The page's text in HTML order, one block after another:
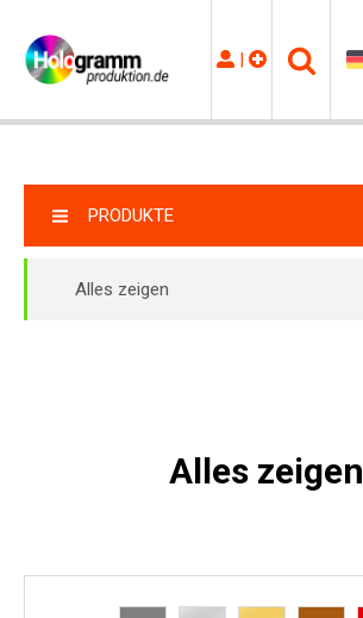
|
PRODUKTE
Alles zeigen
Alles zeigen